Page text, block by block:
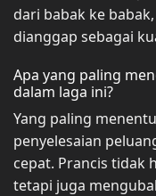
dari babak ke
dianggap sebagai
Apa yang paling
dalam laga ini?
Yang paling
penyelesaian
cepat. Prancis tidak
tetapi juga